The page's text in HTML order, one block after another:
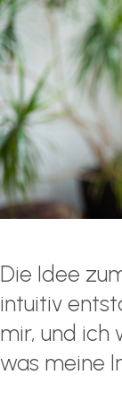
Die Idee
intuitiv
mir, und ich
was meine